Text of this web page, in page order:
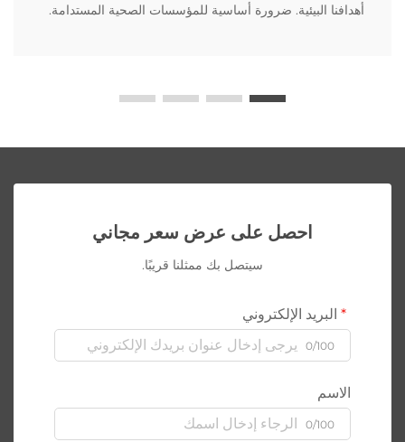
أهدافنا البيئية. ضرورة أساسية للمؤسسات الصحية المستدامة.
احصل على عرض سعر مجاني
سيتصل بك ممثلنا قريبًا.
البريد الإلكتروني
0/100
الاسم
0/100